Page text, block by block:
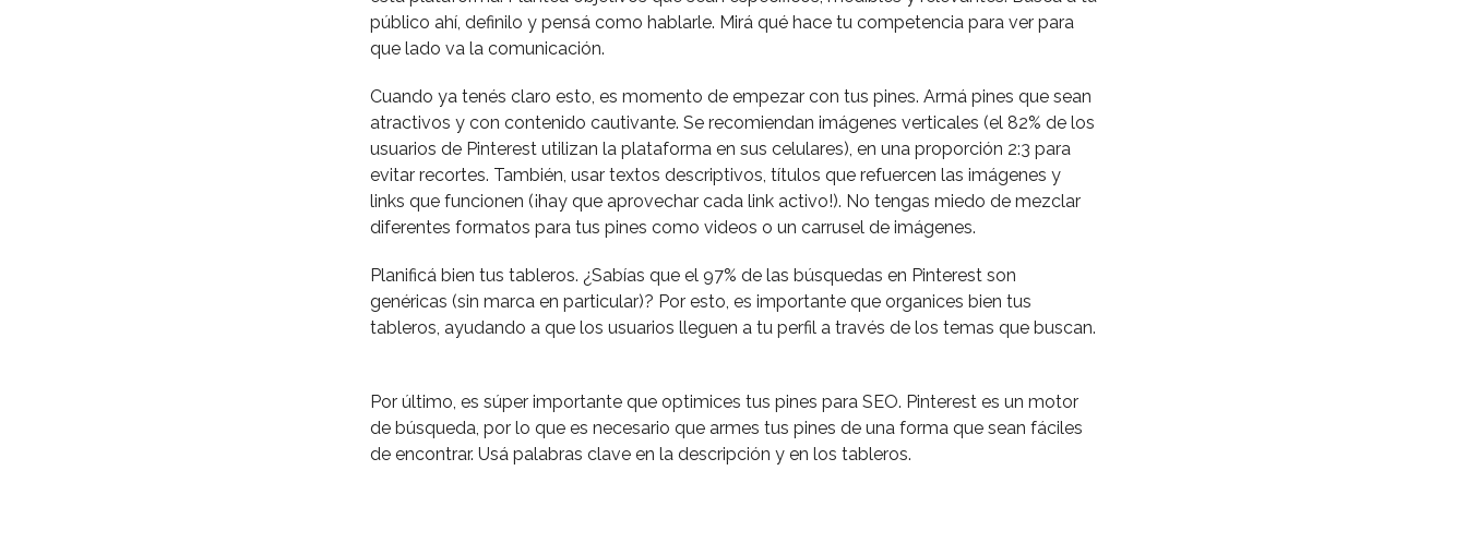
público ahí, definilo y pensá como hablarle. Mirá qué hace tu competencia para ver para
que lado va la comunicación.
Cuando ya tenés claro esto, es momento de empezar con tus pines. Armá pines que sean
atractivos y con contenido cautivante. Se recomiendan imágenes verticales (el 82% de los
usuarios de Pinterest utilizan la plataforma en sus celulares), en una proporción 2:3 para
evitar recortes. También, usar textos descriptivos, títulos que refuercen las imágenes y
links que funcionen (¡hay que aprovechar cada link activo!). No tengas miedo de mezclar
diferentes formatos para tus pines como videos o un carrusel de imágenes.
Planificá bien tus tableros. ¿Sabías que el 97% de las búsquedas en Pinterest son
genéricas (sin marca en particular)? Por esto, es importante que organices bien tus
tableros, ayudando a que los usuarios lleguen a tu perfil a través de los temas que buscan.
Por último, es súper importante que optimices tus pines para SEO. Pinterest es un motor
de búsqueda, por lo que es necesario que armes tus pines de una forma que sean fáciles
de encontrar. Usá palabras clave en la descripción y en los tableros.